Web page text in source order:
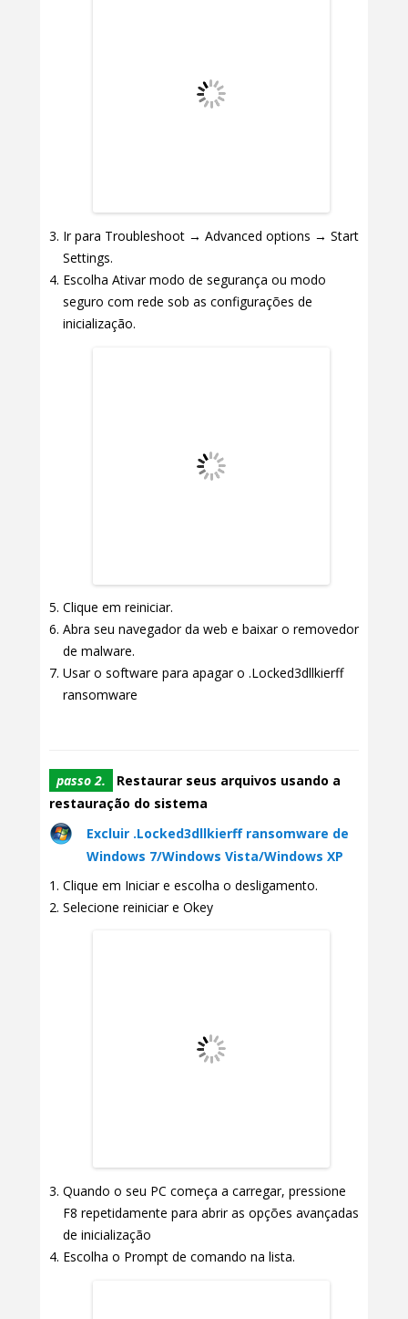
Ir para Troubleshoot → Advanced options → Start
Settings.
Escolha Ativar modo de segurança ou modo
seguro com rede sob as configurações de
inicialização.
Clique em reiniciar.
Abra seu navegador da web e baixar o removedor
de malware.
Usar o software para apagar o .Locked3dllkierff
ransomware
passo 2.
Restaurar seus arquivos usando a
restauração do sistema
Excluir .Locked3dllkierff ransomware de
Windows 7/Windows Vista/Windows XP
Clique em Iniciar e escolha o desligamento.
Selecione reiniciar e Okey
Quando o seu PC começa a carregar, pressione
F8 repetidamente para abrir as opções avançadas
de inicialização
Escolha o Prompt de comando na lista.